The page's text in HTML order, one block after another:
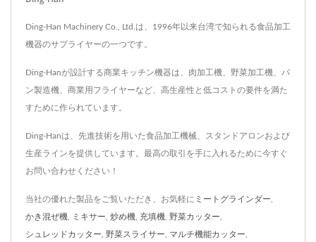
Ding-Han Machinery Co., Ltd.は、1996年以来台湾で知られる食品加工
機器のサプライヤーの一つです。
Ding-Hanが設計する商業キッチン機器は、肉加工機、野菜加工機、パ
ン製造機、商業用フライヤーなど、高生産性と低コストの要件を満た
すために作られています。
Ding-Hanは、先進技術を用いた食品加工機械、スタンドアロンおよび
生産ラインを提供しています。最高の取引を手に入れるために今すぐ
お問い合わせください！
当社の優れた製品をご覧いただき、お気軽に ミートグラインダー
かき混ぜ機 ミキサー 炒め機 充填機 野菜カッター
シュレッドカッター 野菜スライサー マルチ機能カッター